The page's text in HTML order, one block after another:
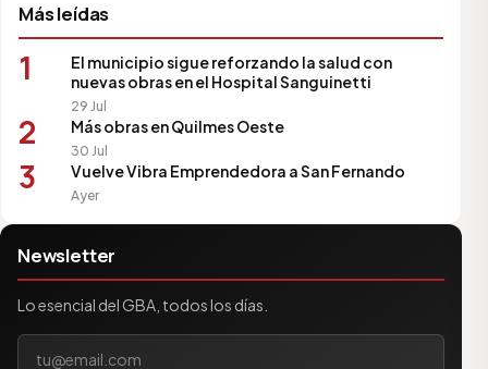
Más leídas
1
El municipio sigue reforzando la salud con
nuevas obras en el Hospital Sanguinetti
29 Jul
2 Más obras en Quilmes Oeste
30 Jul
3 Vuelve Vibra Emprendedora a San Fernando
Ayer
Newsletter
Lo esencial del GBA, todos los días.